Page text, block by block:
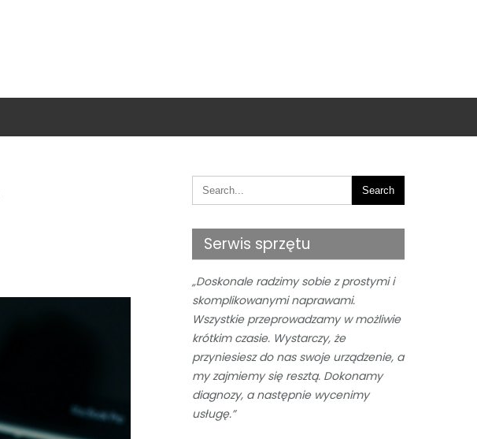
Serwis sprzętu
„Doskonale radzimy sobie z prostymi i
skomplikowanymi naprawami.
Wszystkie przeprowadzamy w możliwie
krótkim czasie. Wystarczy, że
przyniesiesz do nas swoje urządzenie, a
my zajmiemy się resztą. Dokonamy
diagnozy, a następnie wycenimy
usługę.”